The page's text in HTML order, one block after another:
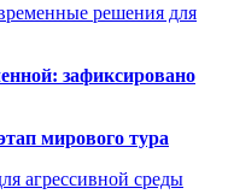
решения для
зафиксировано
мирового тура
агрессивной среды